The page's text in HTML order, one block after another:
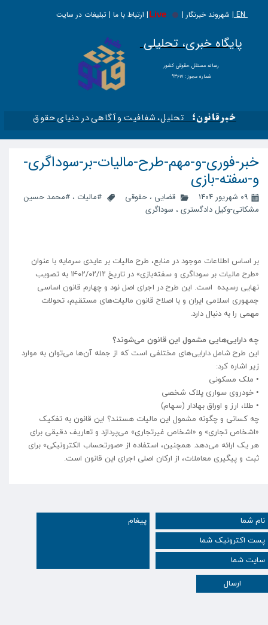
EN | شهروند خبرنگار | | ارتباط با ما | تبلیغات در سایت
Live
پایگاه خبری، تحلیلی
​​​​رسانه مستقل حقوقی کشور
شماره مجوز : ۹۳۶۱۷
خبرقانون؛ تحلیل، شفافیت و آگاهی در دنیای حقوق​​​​​​​
خبر-فوری-و-مهم-طرح-مالیات-بر-سوداگری-
و-سفته-بازی
۰۹ شهریور ۱۴۰۴ قضایی ، حقوقی #مالیات ، #محمد حسین
مشکاتی-وکیل دادگستری ، سوداگری
بر اساس اطلاعات موجود در منابع، طرح مالیات بر عایدی سرمایه با عنوان
«طرح مالیات بر سوداگری و سفته‌بازی» در تاریخ ۱۴۰۲/۰۲/۱۲ به تصویب
نهایی رسیده است. این طرح در اجرای اصل نود و چهارم قانون اساسی
جمهوری اسلامی ایران و با اصلاح قانون مالیات‌های مستقیم، تحولات
مهمی را به دنبال دارد.
چه دارایی‌هایی مشمول این قانون می‌شوند؟
این طرح شامل دارایی‌های مختلفی است که از جمله آن‌ها می‌توان به موارد
زیر اشاره کرد:
• ملک مسکونی
• خودروی سواری پلاک شخصی
• طلا، ارز و اوراق بهادار (سهام)
چه کسانی و چگونه مشمول این مالیات هستند؟ این قانون به تفکیک
«اشخاص تجاری» و «اشخاص غیرتجاری» می‌پردازد و تعاریف دقیقی برای
هر یک ارائه می‌دهد. همچنین، استفاده از «صورتحساب الکترونیکی» برای
ثبت و پیگیری معاملات، از ارکان اصلی اجرای این قانون است.
ارسال